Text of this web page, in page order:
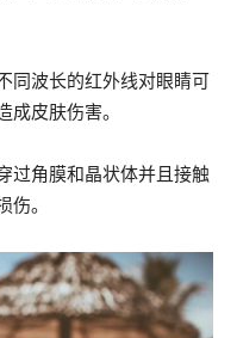
波长的红外线对眼睛可
成皮肤伤害。
角膜和晶状体并且接触
伤。